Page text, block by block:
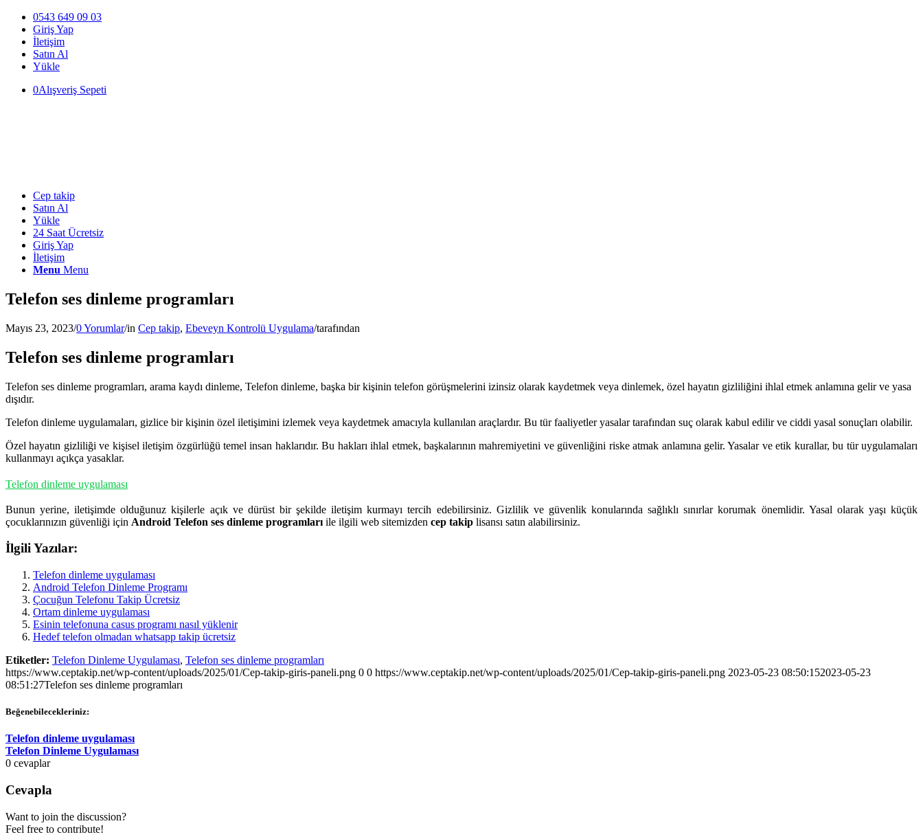
0543 649 09 03
Giriş Yap
İletişim
Satın Al
Yükle
0Alışveriş Sepeti
Cep takip
Satın Al
Yükle
24 Saat Ücretsiz
Giriş Yap
İletişim
Menu Menu
Telefon ses dinleme programları
Mayıs 23, 2023/0 Yorumlar/in Cep takip, Ebeveyn Kontrolü Uygulama/tarafından
Telefon ses dinleme programları
Telefon ses dinleme programları, arama kaydı dinleme, Telefon dinleme, başka bir kişinin telefon görüşmelerini izinsiz olarak kaydetmek veya dinlemek, özel hayatın gizliliğini ihlal etmek anlamına gelir ve yasa
dışıdır.
Telefon dinleme uygulamaları, gizlice bir kişinin özel iletişimini izlemek veya kaydetmek amacıyla kullanılan araçlardır. Bu tür faaliyetler yasalar tarafından suç olarak kabul edilir ve ciddi yasal sonuçları olabilir.
Özel hayatın gizliliği ve kişisel iletişim özgürlüğü temel insan haklarıdır. Bu hakları ihlal etmek, başkalarının mahremiyetini ve güvenliğini riske atmak anlamına gelir. Yasalar ve etik kurallar, bu tür uygulamaları
kullanmayı açıkça yasaklar.
Telefon dinleme uygulaması
Bunun yerine, iletişimde olduğunuz kişilerle açık ve dürüst bir şekilde iletişim kurmayı tercih edebilirsiniz. Gizlilik ve güvenlik konularında sağlıklı sınırlar korumak önemlidir. Yasal olarak yaşı küçük
çocuklarınızın güvenliği için Android Telefon ses dinleme programları ile ilgili web sitemizden cep takip lisansı satın alabilirsiniz.
İlgili Yazılar:
Telefon dinleme uygulaması
Android Telefon Dinleme Programı
Çocuğun Telefonu Takip Ücretsiz
Ortam dinleme uygulaması
Esinin telefonuna casus programı nasıl yüklenir
Hedef telefon olmadan whatsapp takip ücretsiz
Etiketler: Telefon Dinleme Uygulaması, Telefon ses dinleme programları
https://www.ceptakip.net/wp-content/uploads/2025/01/Cep-takip-giris-paneli.png 0 0 https://www.ceptakip.net/wp-content/uploads/2025/01/Cep-takip-giris-paneli.png 2023-05-23 08:50:152023-05-23
08:51:27Telefon ses dinleme programları
Beğenebilecekleriniz:
Telefon dinleme uygulaması
Telefon Dinleme Uygulaması
0 cevaplar
Cevapla
Want to join the discussion?
Feel free to contribute!